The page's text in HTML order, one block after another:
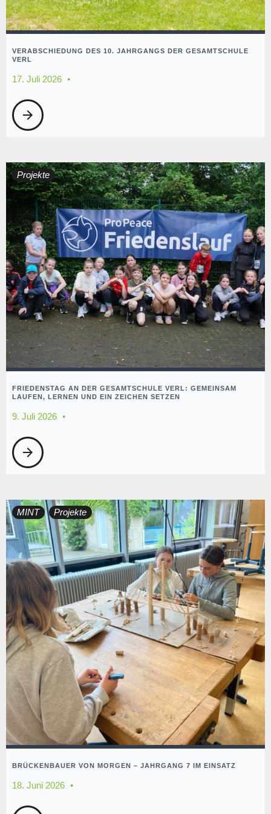
VERABSCHIEDUNG DES 10. JAHRGANGS DER GESAMTSCHULE
VERL
17. Juli 2026
arrow_forward
Projekte
FRIEDENSTAG AN DER GESAMTSCHULE VERL: GEMEINSAM
LAUFEN, LERNEN UND EIN ZEICHEN SETZEN
9. Juli 2026
arrow_forward
MINT Projekte
BRÜCKENBAUER VON MORGEN – JAHRGANG 7 IM EINSATZ
18. Juni 2026